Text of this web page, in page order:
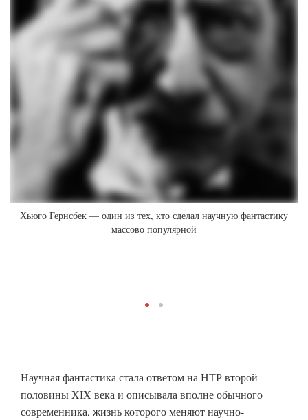
Хьюго Гернсбек — один из тех, кто сделал научную фантастику
массово популярной
Научная фантастика стала ответом на НТР второй
половины XIX века и описывала вполне обычного
современника, жизнь которого меняют научно-